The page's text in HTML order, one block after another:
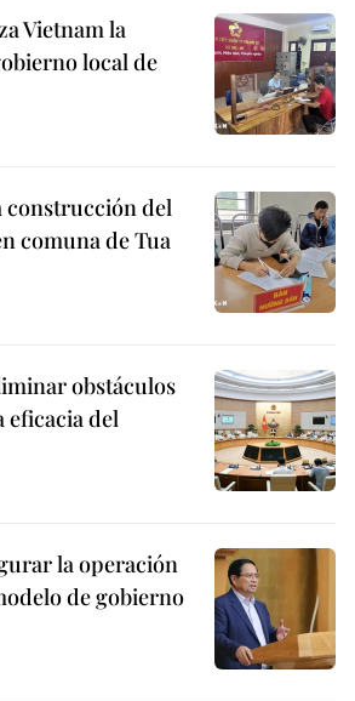
Vietnam la
local de
construcción del
comuna de Tua
obstáculos
eficacia del
la operación
de gobierno